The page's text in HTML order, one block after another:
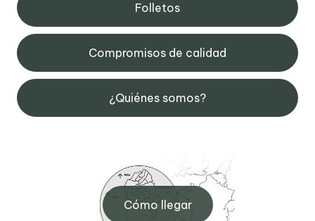
Folletos
Compromisos de calidad
¿Quiénes somos?
Cómo llegar